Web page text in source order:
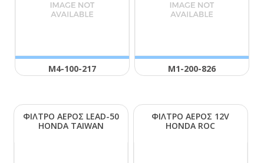
Μ4-100-217 Μ1-200-826
ΦΙΛΤΡΟ ΑΕΡΟΣ LΕΑD-50
ΗΟΝDΑ ΤΑΙWΑΝ
ΦΙΛΤΡΟ ΑΕΡΟΣ 12V
ΗΟΝDΑ RΟC